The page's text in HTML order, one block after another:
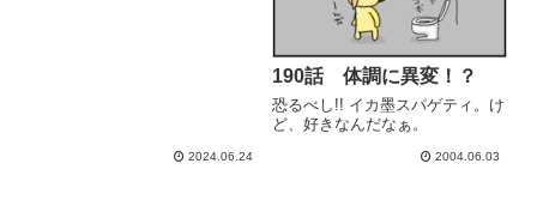
2024.06.24
190話 体調に異変！？
恐るべし!! イカ墨スパゲティ。け
ど、好きなんだなぁ。
2004.06.03